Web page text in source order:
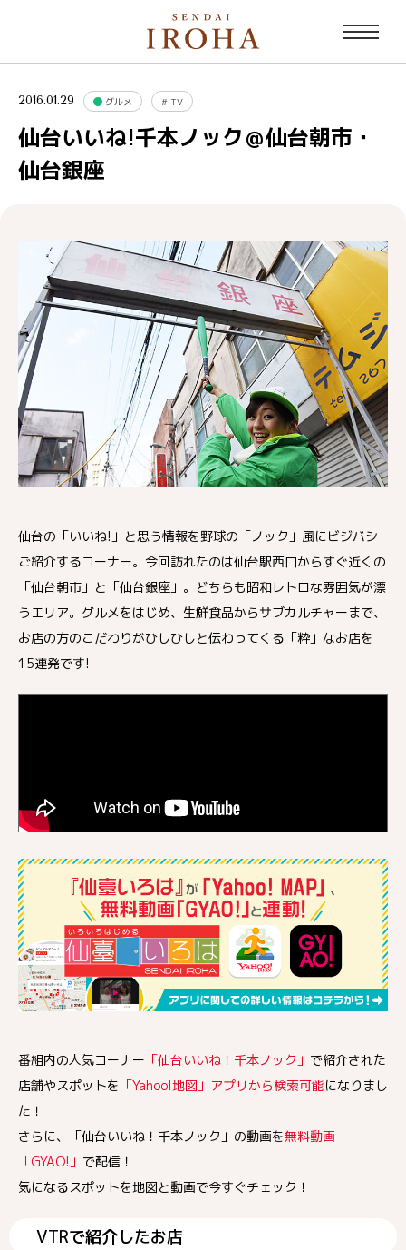
2016.01.29 グルメ # TV
仙台いいね!千本ノック＠仙台朝市・
仙台銀座
仙台の「いいね!」と思う情報を野球の「ノック」風にビジバシ
ご紹介するコーナー。今回訪れたのは仙台駅西口からすぐ近くの
「仙台朝市」と「仙台銀座」。どちらも昭和レトロな雰囲気が漂
うエリア。グルメをはじめ、生鮮食品からサブカルチャーまで、
お店の方のこだわりがひしひしと伝わってくる「粋」なお店を
15連発です!
番組内の人気コーナー 「仙台いいね！千本ノック」 で紹介された
店舗やスポットを 「Yahoo!地図」アプリから検索可能になりまし
た！
さらに、「仙台いいね！千本ノック」の動画を無料動画
「GYAO!」 で配信！
気になるスポットを地図と動画で今すぐチェック！
VTRで紹介したお店